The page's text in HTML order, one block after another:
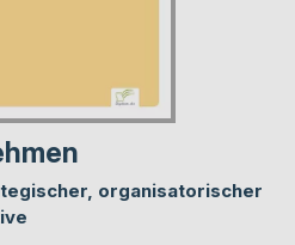
organisatorischer